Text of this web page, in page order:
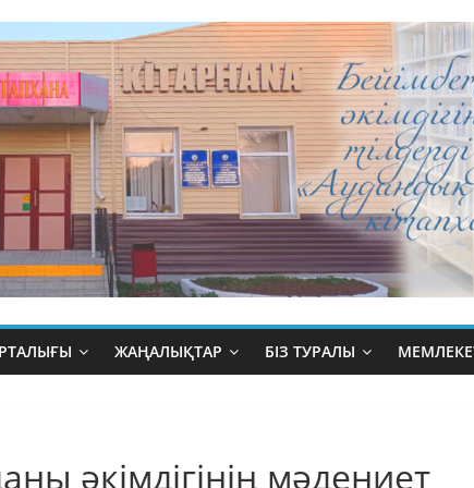
ЖАҢАЛЫҚТАР БІЗ ТУРАЛЫ
әкімдігінің мәдениет